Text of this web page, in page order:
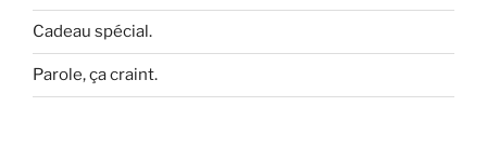
Cadeau spécial.
Parole, ça craint.